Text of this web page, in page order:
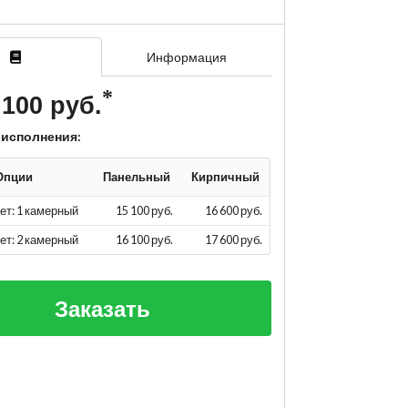
Информация
руб.
Панельный Кирпичный
1 камерный 15 100 руб. 16 600 руб.
2 камерный 16 100 руб. 17 600 руб.
Заказать